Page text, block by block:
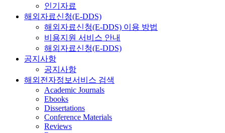
인기자료
해외자료신청(E-DDS)
해외자료신청(E-DDS) 이용 방법
비용지원 서비스 안내
해외자료신청(E-DDS)
공지사항
공지사항
해외전자정보서비스 검색
Academic Journals
Ebooks
Dissertations
Conference Materials
Reviews